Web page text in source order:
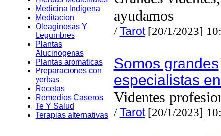
Medicina Indigena
Meditacion
Oleaginosas Y
Legumbres
Plantas
Alucinogenas
Plantas aromaticas
Preparaciones con
yerbas
Recetas
Remedios Caseros
Te Y Salud
Terapias alternativas
ayudamos
/Tarot[20/1/2023]
Somos grandes
especialistas
Videntes
/Tarot[20/1/2023]